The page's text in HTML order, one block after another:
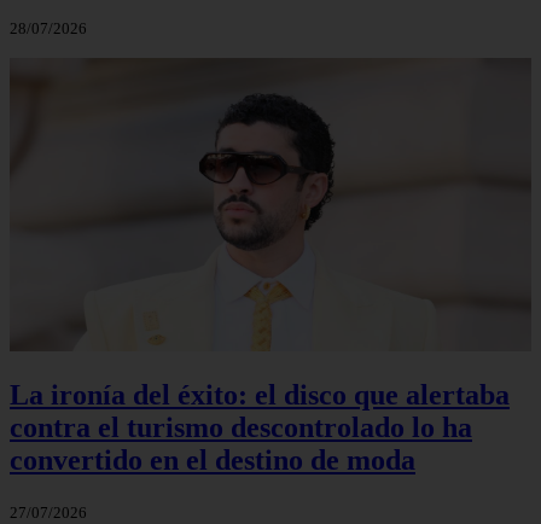
28/07/2026
La ironía del éxito: el disco que alertaba
contra el turismo descontrolado lo ha
convertido en el destino de moda
27/07/2026